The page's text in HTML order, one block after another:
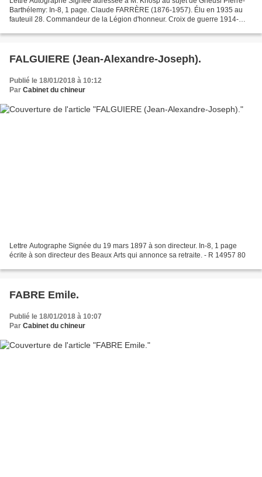
Barthélemy: In-8, 1 page. Claude FARRÈRE (1876-1957). Élu en 1935 au
fauteuil 28. Commandeur de la Légion d'honneur. Croix de guerre 1914-
FALGUIERE (Jean-Alexandre-Joseph).
Publié le 18/01/2018 à 10:12
Par Cabinet du chineur
Lettre Autographe Signée du 19 mars 1897 à son directeur. In-8, 1 page
écrite à son directeur des Beaux Arts qui annonce sa retraite. - R 14957 80
FABRE Emile.
Publié le 18/01/2018 à 10:07
Par Cabinet du chineur